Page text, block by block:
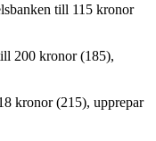
till 115 kronor
200 kronor (185),
kronor (215), upprepar